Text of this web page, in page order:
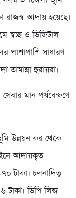
আদায় হয়েছে।
স্বচ্ছ ও ডিজিটাল
পাশাপাশি সাধারণ
হুরায়রা।
মান পর্যবেক্ষণে
উন্নয়ন কর থেকে
আদায়কৃত
টাকা। চলনাদিত্ব
টাকা। ডিপি লিজ